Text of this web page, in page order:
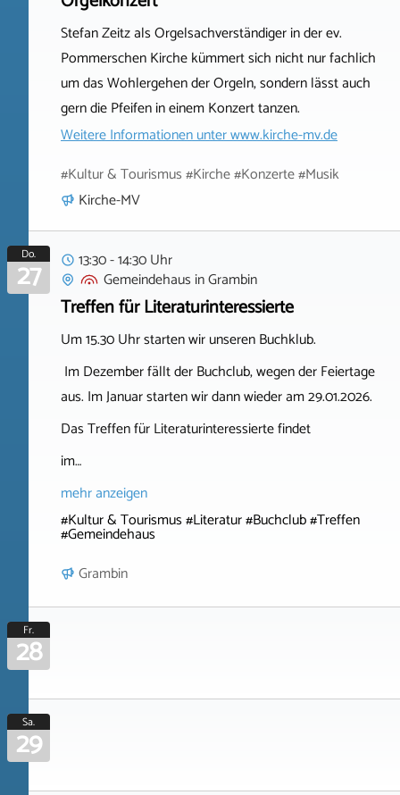
Stefan Zeitz als Orgelsachverständiger in der ev.
Pommerschen Kirche kümmert sich nicht nur fachlich
um das Wohlergehen der Orgeln, sondern lässt auch
gern die Pfeifen in einem Konzert tanzen.
Weitere Informationen unterwww.kirche-mv.de
#Kultur & Tourismus #Kirche #Konzerte #Musik
Kirche-MV
Do.
27
13:30 - 14:30 Uhr
Gemeindehaus inGrambin
Treffen für Literaturinteressierte
Um 15.30 Uhr starten wir unseren Buchklub.
Im Dezember fällt der Buchclub, wegen der Feiertage
aus. Im Januar starten wir dann wieder am 29.01.2026.
Das Treffen für Literaturinteressierte findet
im…
mehr anzeigen
#Kultur & Tourismus #Literatur #Buchclub #Treffen
#Gemeindehaus
Grambin
Fr.
28
Sa.
29